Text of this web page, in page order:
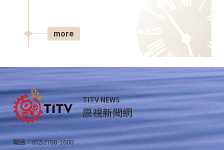
more
TITV NEWS
原視新聞網
電話：(02)2788-1600